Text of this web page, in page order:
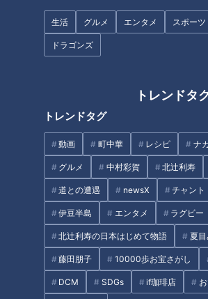
生活 グルメ エンタメ スポーツ
ドラゴンズ
トレンドタ
トレンドタグ
動画 町中華 レシピ ナ
グルメ 中村彩賀 北辻利寿
道との遭遇 newsX チャント
伊豆半島 エンタメ ラグビー
北辻利寿の日本はじめて物語 夏
藤田朋子 10000歩お宝さがし
DCM SDGs if珈琲店
『こんにちは 満寿山です』小
中日OB・
中日ドラゴンズ キャンプ 今中慎二
オススメ関連コンテンツ